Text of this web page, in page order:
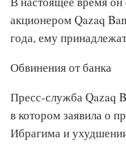
акционером Qazaq
года, ему
Обвинения от банка
Пресс-служба Qazaq
в котором заявила о
Ибрагима и